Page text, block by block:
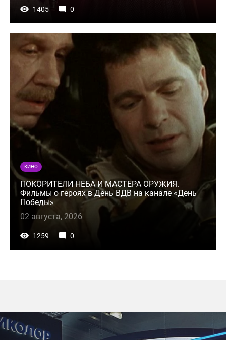
1405 0
КИНО
ПОКОРИТЕЛИ НЕБА И МАСТЕРА ОРУЖИЯ.
Фильмы о героях в День ВДВ на канале «День
Победы»
02 августа, 2026
1259 0